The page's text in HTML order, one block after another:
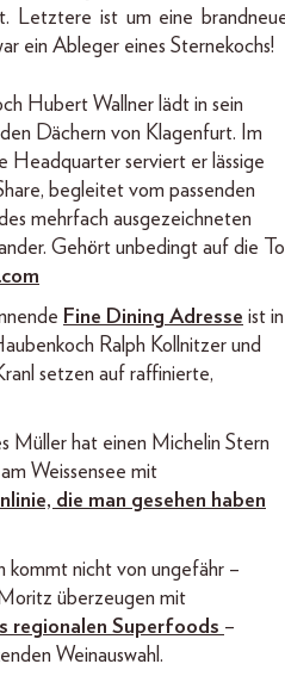
Letztere ist um eine
ein Ableger eines Sternekochs!
Hubert Wallner lädt in sein
Dächern von Klagenfurt. Im
Headquarter serviert er lässige
begleitet vom passenden
mehrfach ausgezeichneten
Gehört unbedingt auf die To
Fine Dining Adresse ist in
Ralph Kollnitzer und
setzen auf raffinierte,
Müller hat einen Michelin Stern
Weissensee mit
die man gesehen haben
kommt nicht von ungefähr –
überzeugen mit
regionalen Superfoods –
Weinauswahl.